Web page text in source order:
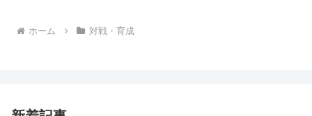
ホーム 対戦・育成